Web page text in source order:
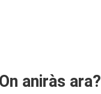
On aniràs ara?